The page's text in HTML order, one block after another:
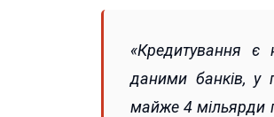
«Кредитування є
даними банків, у
майже 4 мільярди